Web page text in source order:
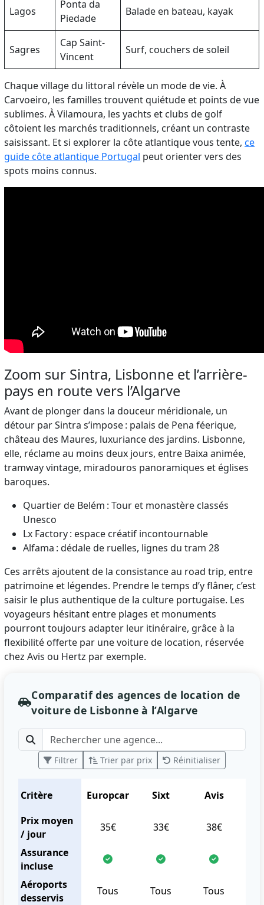
Lagos
Ponta da
Piedade
Balade en bateau, kayak
Sagres
Cap Saint-
Vincent
Surf, couchers de soleil
Chaque village du littoral révèle un mode de vie. À
Carvoeiro, les familles trouvent quiétude et points de vue
sublimes. À Vilamoura, les yachts et clubs de golf
côtoient les marchés traditionnels, créant un contraste
saisissant. Et si explorer la côte atlantique vous tente,ce
guide côte atlantique Portugal peut orienter vers des
spots moins connus.
Zoom sur Sintra, Lisbonne et l’arrière-
pays en route vers l’Algarve
Avant de plonger dans la douceur méridionale, un
détour par Sintra s’impose : palais de Pena féerique,
château des Maures, luxuriance des jardins. Lisbonne,
elle, réclame au moins deux jours, entre Baixa animée,
tramway vintage, miradouros panoramiques et églises
baroques.
Quartier de Belém : Tour et monastère classés
Unesco
Lx Factory : espace créatif incontournable
Alfama : dédale de ruelles, lignes du tram 28
Ces arrêts ajoutent de la consistance au road trip, entre
patrimoine et légendes. Prendre le temps d’y flâner, c’est
saisir le plus authentique de la culture portugaise. Les
voyageurs hésitant entre plages et monuments
pourront toujours adapter leur itinéraire, grâce à la
flexibilité offerte par une voiture de location, réservée
chez Avis ou Hertz par exemple.
Comparatif des agences de location de
voiture de Lisbonne à l’Algarve
Filtrer Trier par prix Réinitialiser
Critère Europcar Sixt Avis
Prix moyen
/ jour
35€ 33€ 38€
Assurance
incluse
Aéroports
desservis
Tous Tous Tous